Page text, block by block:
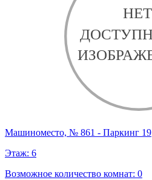
Машиноместо, № 861 - Паркинг 19
Этаж: 6
Возможное количество комнат: 0